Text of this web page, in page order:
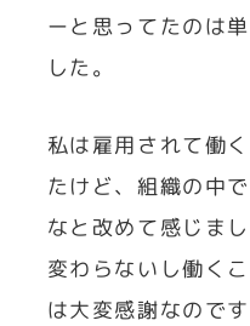
ーと思ってたのは
した。
私は雇用されて働
たけど、組織の中
なと改めて感じま
変わらないし働く
は大変感謝なのです